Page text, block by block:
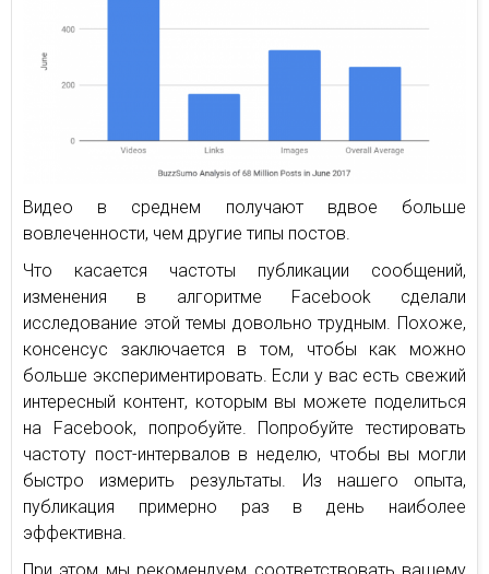
Видео в среднем получают вдвое больше
вовлеченности, чем другие типы постов.
Что касается частоты публикации сообщений,
изменения в алгоритме Facebook сделали
исследование этой темы довольно трудным. Похоже,
консенсус заключается в том, чтобы как можно
больше экспериментировать. Если у вас есть свежий
интересный контент, которым вы можете поделиться
на Facebook, попробуйте. Попробуйте тестировать
частоту пост-интервалов в неделю, чтобы вы могли
быстро измерить результаты. Из нашего опыта,
публикация примерно раз в день наиболее
эффективна.
При этом мы рекомендуем соответствовать вашему